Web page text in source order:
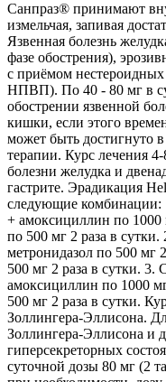
Санпраз® принимают
измельчая, запивая
Язвенная болезнь
фазе обострения),
с приёмом
НПВП). По 40 - 80 мг в
обострении язвенной
кишки, если этого
может быть достигнуто
терапии. Курс лечения
болезни желудка и
гастрите. Эрадикация
следующие комбинации:
+ амоксициллин по 1000
по 500 мг 2 раза в
метронидазол по 500 мг
500 мг 2 раза в сутки. 3.
амоксициллин по 1000
500 мг 2 раза в сутки.
Золлингера-Эллисона.
Золлингера-Эллисона и
гиперсекреторных
суточной дозы 80 мг (2